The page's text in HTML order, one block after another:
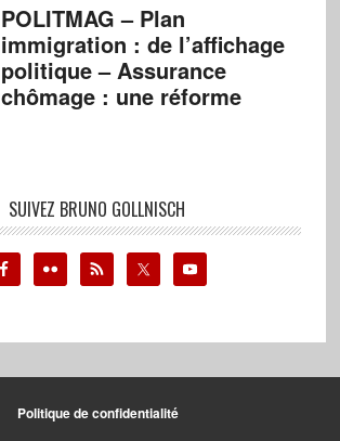
POLITMAG – Plan
immigration : de l’affichage
politique – Assurance
chômage : une réforme
SUIVEZ BRUNO GOLLNISCH
Politique de confidentialité